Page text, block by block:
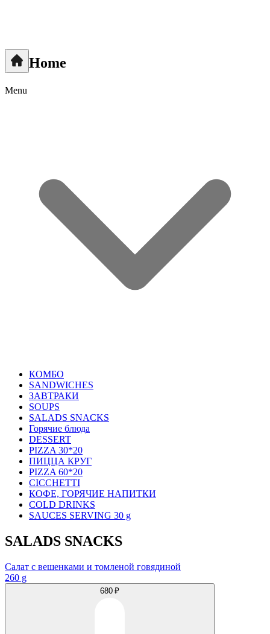
Home
Menu
КОМБО
SANDWICHES
ЗАВТРАКИ
SOUPS
SALADS SNACKS
Горячие блюда
DESSERT
PIZZA 30*20
ПИЦЦА КРУГ
PIZZA 60*20
CICCHETTI
КОФЕ, ГОРЯЧИЕ НАПИТКИ
COLD DRINKS
SAUCES SERVING 30 g
SALADS SNACKS
Салат с вешенками и томленой говядиной
260 g
680 ₽